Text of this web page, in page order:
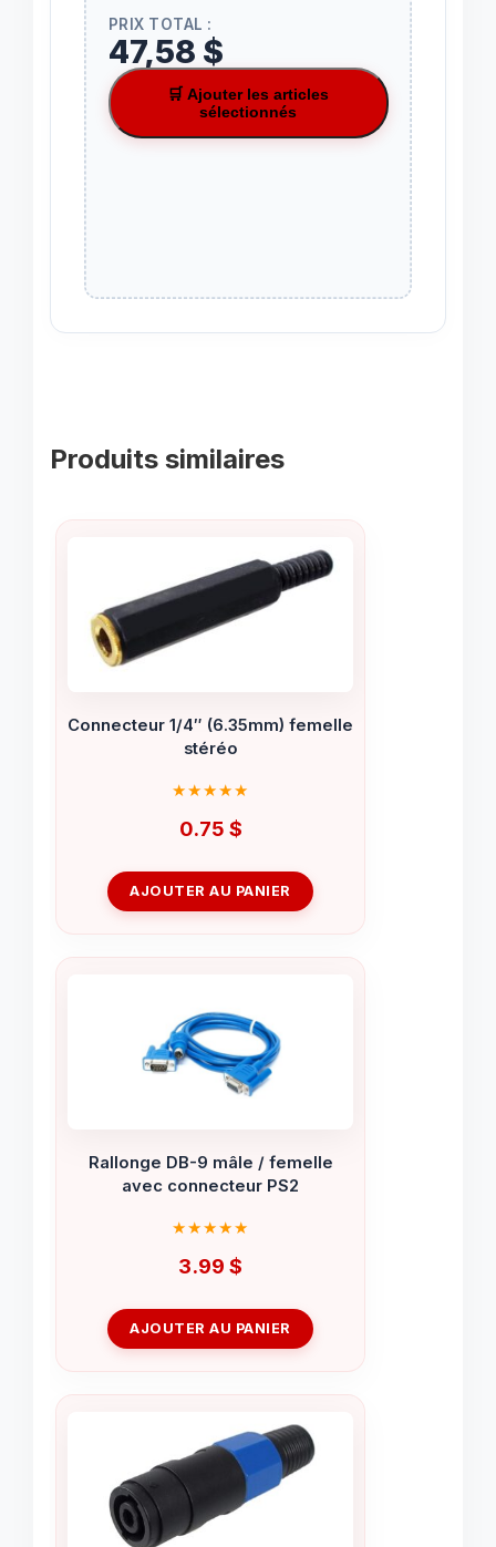
PRIX TOTAL :
47,58 $
🛒 Ajouter les articles
sélectionnés
Produits similaires
Connecteur 1/4″ (6.35mm) femelle
stéréo
0.75 $
AJOUTER AU PANIER
Rallonge DB-9 mâle / femelle
avec connecteur PS2
3.99 $
AJOUTER AU PANIER